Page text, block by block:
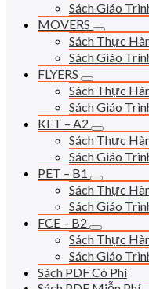
Sách Giáo
MOVERS
Sách Thực
Sách Giáo
FLYERS
Sách Thực
Sách Giáo
KET – A2
Sách Thực
Sách Giáo
PET – B1
Sách Thực
Sách Giáo
FCE – B2
Sách Thực
Sách Giáo
Sách PDF Có Phí